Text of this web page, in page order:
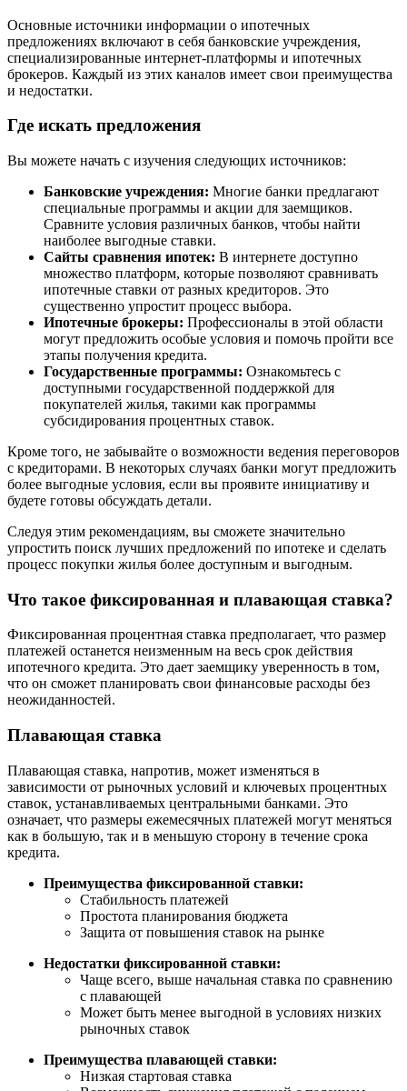
Основные источники информации о ипотечных
предложениях включают в себя банковские учреждения,
специализированные интернет-платформы и ипотечных
брокеров. Каждый из этих каналов имеет свои преимущества
и недостатки.
Где искать предложения
Вы можете начать с изучения следующих источников:
Банковские учреждения: Многие банки предлагают
специальные программы и акции для заемщиков.
Сравните условия различных банков, чтобы найти
наиболее выгодные ставки.
Сайты сравнения ипотек: В интернете доступно
множество платформ, которые позволяют сравнивать
ипотечные ставки от разных кредиторов. Это
существенно упростит процесс выбора.
Ипотечные брокеры: Профессионалы в этой области
могут предложить особые условия и помочь пройти все
этапы получения кредита.
Государственные программы: Ознакомьтесь с
доступными государственной поддержкой для
покупателей жилья, такими как программы
субсидирования процентных ставок.
Кроме того, не забывайте о возможности ведения переговоров
с кредиторами. В некоторых случаях банки могут предложить
более выгодные условия, если вы проявите инициативу и
будете готовы обсуждать детали.
Следуя этим рекомендациям, вы сможете значительно
упростить поиск лучших предложений по ипотеке и сделать
процесс покупки жилья более доступным и выгодным.
Что такое фиксированная и плавающая ставка?
Фиксированная процентная ставка предполагает, что размер
платежей останется неизменным на весь срок действия
ипотечного кредита. Это дает заемщику уверенность в том,
что он сможет планировать свои финансовые расходы без
неожиданностей.
Плавающая ставка
Плавающая ставка, напротив, может изменяться в
зависимости от рыночных условий и ключевых процентных
ставок, устанавливаемых центральными банками. Это
означает, что размеры ежемесячных платежей могут меняться
как в большую, так и в меньшую сторону в течение срока
кредита.
Преимущества фиксированной ставки:
Стабильность платежей
Простота планирования бюджета
Защита от повышения ставок на рынке
Недостатки фиксированной ставки:
Чаще всего, выше начальная ставка по сравнению
с плавающей
Может быть менее выгодной в условиях низких
рыночных ставок
Преимущества плавающей ставки:
Низкая стартовая ставка